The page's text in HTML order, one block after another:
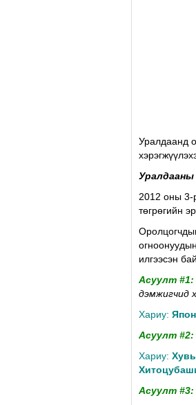
Уралдаанд
Уралдааны
2012 оны 3-
төгрөгийн
илгээсэн
Aсуулт #1:
дэмжигчид
Хариу:
Aсуулт #2:
Хариу:
Aсуулт #3: